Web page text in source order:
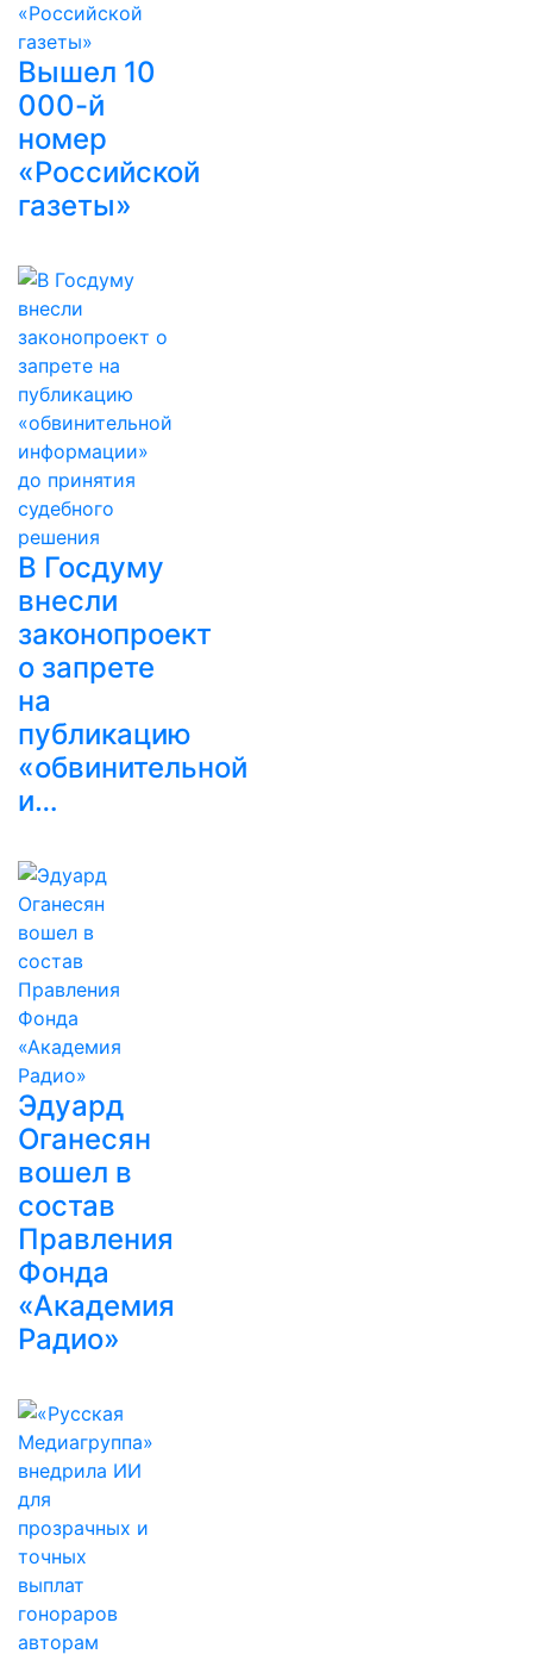
Вышел 10
000-й
номер
«Российской
газеты»
В Госдуму
внесли
законопроект
о запрете
на
публикацию
«обвинительной
и…
Эдуард
Оганесян
вошел в
состав
Правления
Фонда
«Академия
Радио»